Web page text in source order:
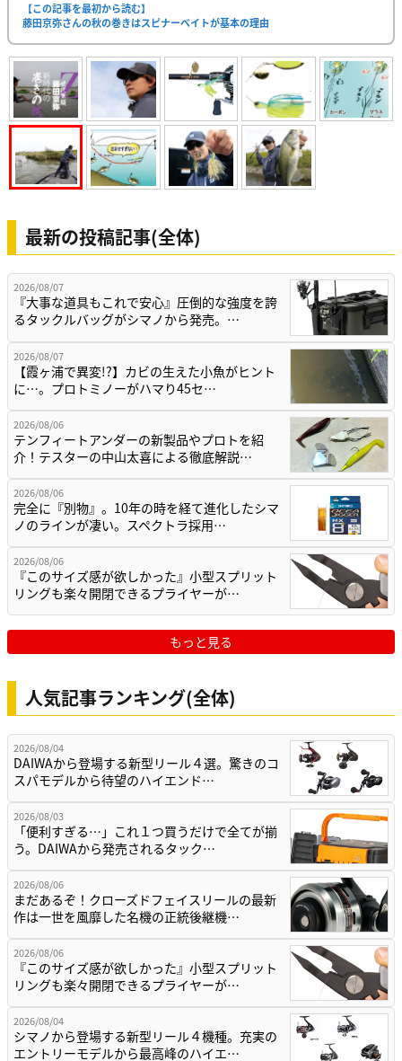
【この記事を最初から読む】
藤田京弥さんの秋の巻きはスピナーベイトが基本の理由
最新の投稿記事(全体)
2026/08/07
『大事な道具もこれで安心』圧倒的な強度を誇
るタックルバッグがシマノから発売。…
2026/08/07
【霞ヶ浦で異変!?】カビの生えた小魚がヒント
に…。プロトミノーがハマり45セ…
2026/08/06
テンフィートアンダーの新製品やプロトを紹
介！テスターの中山太喜による徹底解説…
2026/08/06
完全に『別物』。10年の時を経て進化したシマ
ノのラインが凄い。スペクトラ採用…
2026/08/06
『このサイズ感が欲しかった』小型スプリット
リングも楽々開閉できるプライヤーが…
もっと見る
人気記事ランキング(全体)
2026/08/04
DAIWAから登場する新型リール４選。驚きのコ
スパモデルから待望のハイエンド…
2026/08/03
「便利すぎる…」これ１つ買うだけで全てが揃
う。DAIWAから発売されるタック…
2026/08/06
まだあるぞ！クローズドフェイスリールの最新
作は一世を風靡した名機の正統後継機…
2026/08/06
『このサイズ感が欲しかった』小型スプリット
リングも楽々開閉できるプライヤーが…
2026/08/04
シマノから登場する新型リール４機種。充実の
エントリーモデルから最高峰のハイエ…